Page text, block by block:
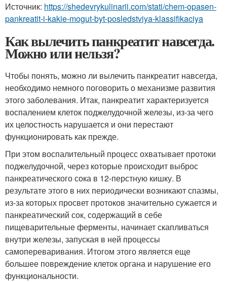
Источник: https://shedevrykulinarii.com/stati/chem-opasen-
pankreatit-i-kakie-mogut-byt-posledstviya-klassifikaciya
Как вылечить панкреатит навсегда.
Можно или нельзя?
Чтобы понять, можно ли вылечить панкреатит навсегда,
необходимо немного поговорить о механизме развития
этого заболевания. Итак, панкреатит характеризуется
воспалением клеток поджелудочной железы, из-за чего
их целостность нарушается и они перестают
функционировать как прежде.
При этом воспалительный процесс охватывает протоки
поджелудочной, через которые происходит выброс
панкреатического сока в 12-перстную кишку. В
результате этого в них периодически возникают спазмы,
из-за которых просвет протоков значительно сужается и
панкреатический сок, содержащий в себе
пищеварительные ферменты, начинает скапливаться
внутри железы, запуская в ней процессы
самопереваривания. Итогом этого является еще
большее повреждение клеток органа и нарушение его
функциональности.